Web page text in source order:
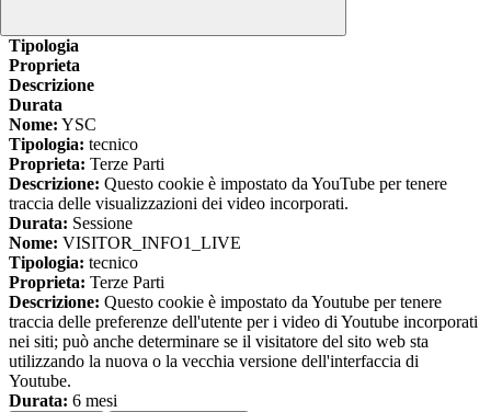
Tipologia
Proprieta
Descrizione
Durata
Nome: YSC
Tipologia: tecnico
Proprieta: Terze Parti
Descrizione: Questo cookie è impostato da YouTube per tenere
traccia delle visualizzazioni dei video incorporati.
Durata: Sessione
Nome: VISITOR_INFO1_LIVE
Tipologia: tecnico
Proprieta: Terze Parti
Descrizione: Questo cookie è impostato da Youtube per tenere
traccia delle preferenze dell'utente per i video di Youtube incorporati
nei siti; può anche determinare se il visitatore del sito web sta
utilizzando la nuova o la vecchia versione dell'interfaccia di
Youtube.
Durata: 6 mesi